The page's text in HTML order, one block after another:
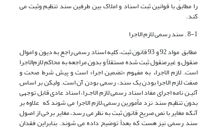
را مطابق با قوانین ثبت اسناد و املاک بین طرفین سند تنظیم وثبت می
کند.
8-1 . سند رسمی لازم الاجرا
مطابق مواد 92 و 93 قانون ثبت، کلیه‌ اسناد رسمی راجع به دیون و اموال
منقول و غیرمنقول ثبت ‌شده مستقلاً و بدون مراجعه به محاکم لازم‌الاجرا
است. لازم الاجراء به مفهوم «تضمین اجرا» است و پیش شرط صحت و
صفت لازم الاجرا بودن یک سند، رسمی بودن آن است. ولیکن بر اساس
آئیـن نامه اجرای مفاد اسناد رسمی لازم الاجـرا، اسناد عادی قابل توجهی
بدون تنظیم سند نزد مأمورین رسمی،لازم الاجرا می شوند که علاوه بر
آنکه مغایر با نص صریح قانون ثبت به نظر می رسد، مغایر برخی از اصول
سند رسمی نیز هست که بعداً توضیح داده می شوند. بنابراین فقدان